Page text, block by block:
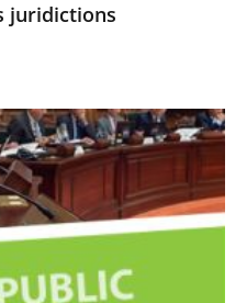
juridictions